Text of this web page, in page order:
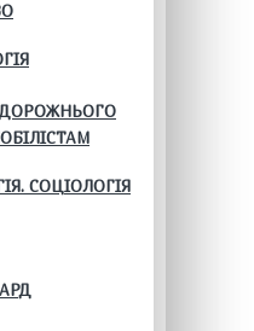
СОЦІОЛОГІЯ